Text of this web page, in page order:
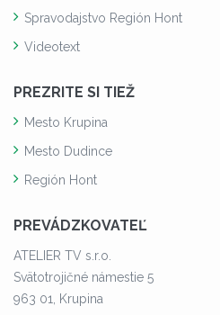
Spravodajstvo Región Hont
Videotext
PREZRITE SI TIEŽ
Mesto Krupina
Mesto Dudince
Región Hont
PREVÁDZKOVATEĽ
ATELIER TV s.r.o.
Svätotrojičné námestie 5
963 01, Krupina